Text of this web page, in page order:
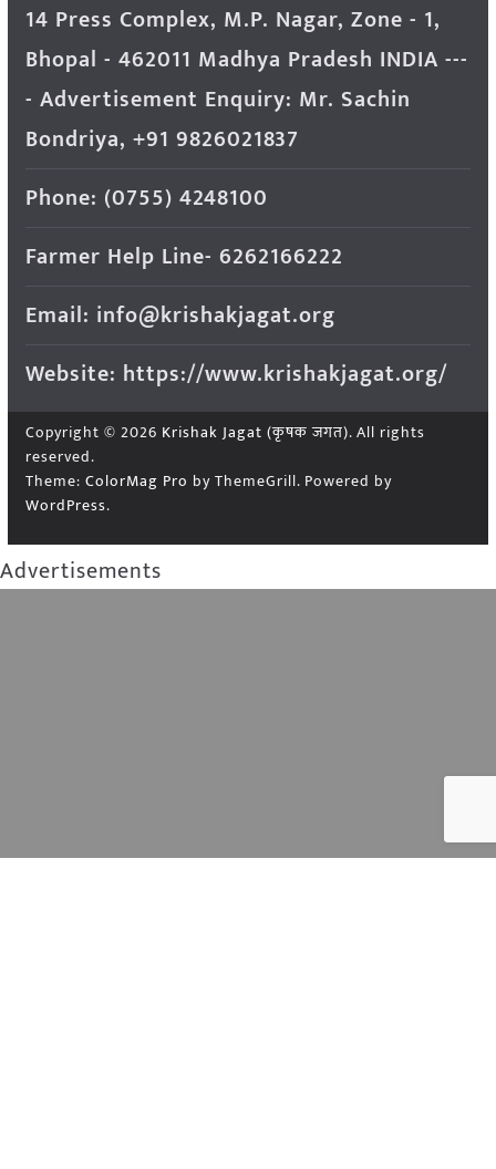
14 Press Complex, M.P. Nagar, Zone - 1,
Bhopal - 462011 Madhya Pradesh INDIA ---
- Advertisement Enquiry: Mr. Sachin
Bondriya, +91 9826021837
Phone: (0755) 4248100
Farmer Help Line- 6262166222
Email: info@krishakjagat.org
Website: https://www.krishakjagat.org/
Copyright © 2026 Krishak Jagat (कृषक जगत). All rights
reserved.
Theme: ColorMag Pro by ThemeGrill. Powered by
WordPress.
Advertisements